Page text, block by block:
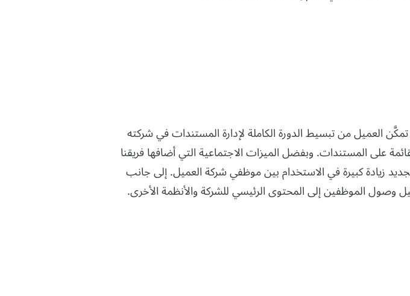
العميل من تبسيط الدورة الكاملة لإدارة المستندات في شركته
على المستندات. وبفضل الميزات الاجتماعية التي أضافها فريقنا
زيادة كبيرة في الاستخدام بين موظفي شركة العميل. إلى جانب
الموظفين إلى المحتوى الرئيسي للشركة والأنظمة الأخرى.